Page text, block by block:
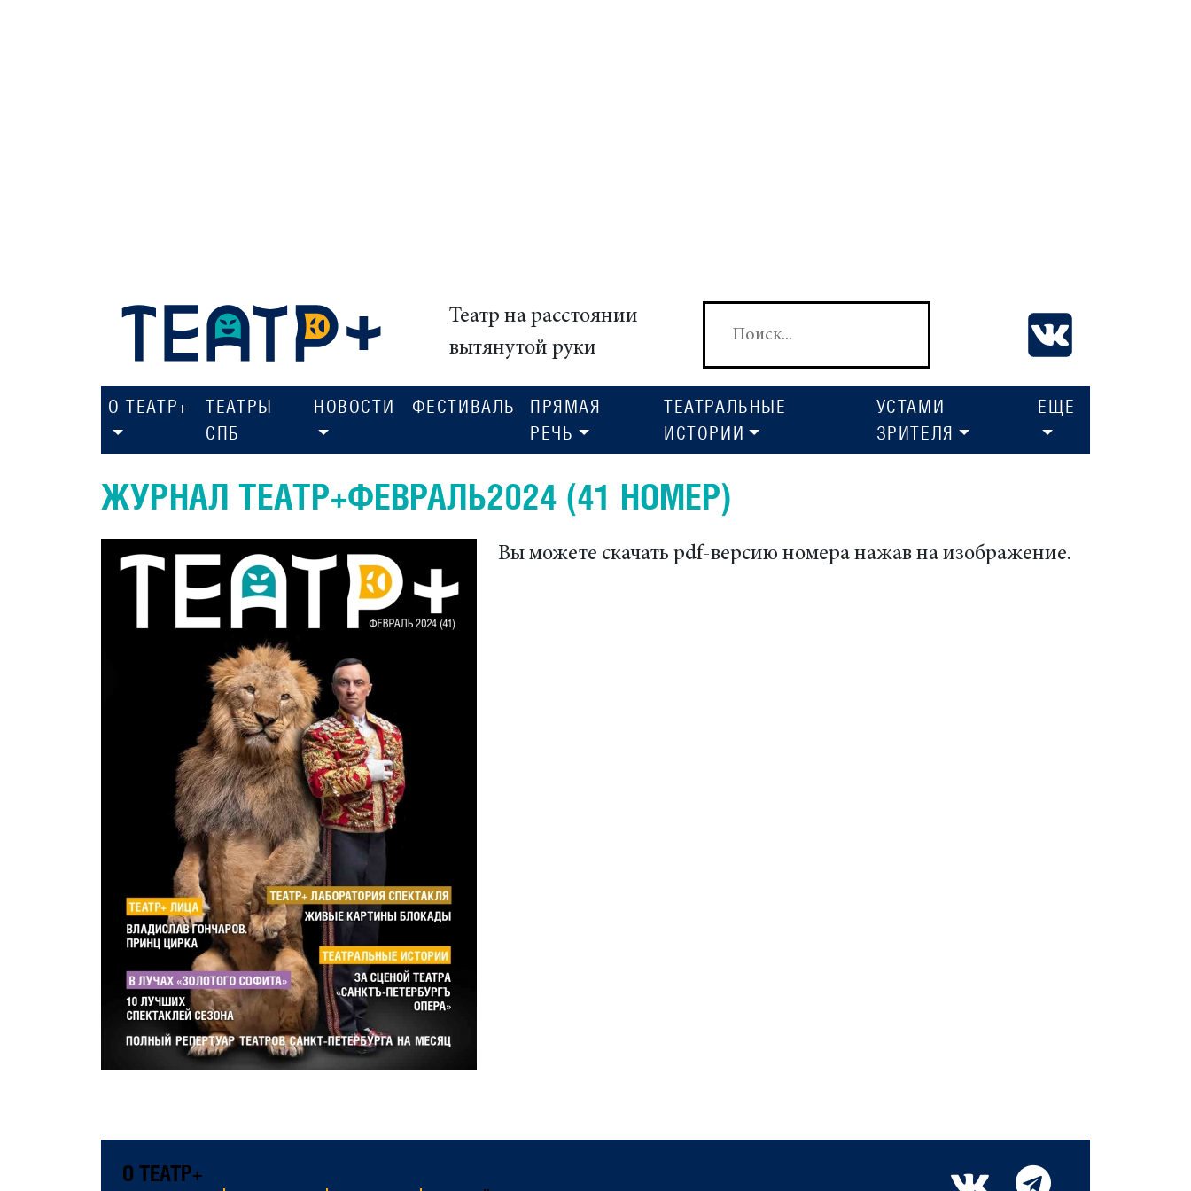
Театр на расстоянии
вытянутой руки
О ТЕАТР+
ТЕАТРЫ
СПБ
НОВОСТИ ФЕСТИВАЛЬ
ПРЯМАЯ
РЕЧЬ
ТЕАТРАЛЬНЫЕ
ИСТОРИИ
УСТАМИ
ЗРИТЕЛЯ
ЕЩЕ
ЖУРНАЛ ТЕАТР+ФЕВРАЛЬ2024 (41 НОМЕР)
Вы можете скачать pdf-версию номера нажав на изображение.
О ТЕАТР+